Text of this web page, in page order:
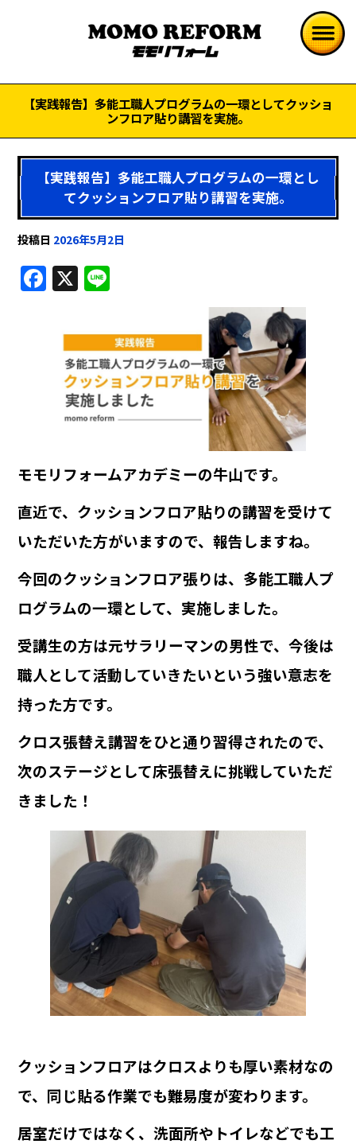
【実践報告】多能工職人プログラムの一環としてクッショ
ンフロア貼り講習を実施。
【実践報告】多能工職人プログラムの一環とし
てクッションフロア貼り講習を実施。
投稿日 2026年5月2日
F
a
X
e
モモリフォームアカデミーの牛山です。
直近で、クッションフロア貼りの講習を受けて
いただいた方がいますので、報告しますね。
今回のクッションフロア張りは、多能工職人プ
ログラムの一環として、実施しました。
受講生の方は元サラリーマンの男性で、今後は
職人として活動していきたいという強い意志を
持った方です。
クロス張替え講習をひと通り習得されたので、
次のステージとして床張替えに挑戦していただ
きました！
クッションフロアはクロスよりも厚い素材なの
で、同じ貼る作業でも難易度が変わります。
居室だけではなく、洗面所やトイレなどでも工